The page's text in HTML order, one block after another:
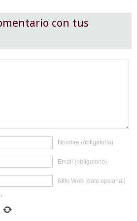
con tus
Nombre (obligatorio)
Email (obligatorio)
Sitio Web (dato opcional)